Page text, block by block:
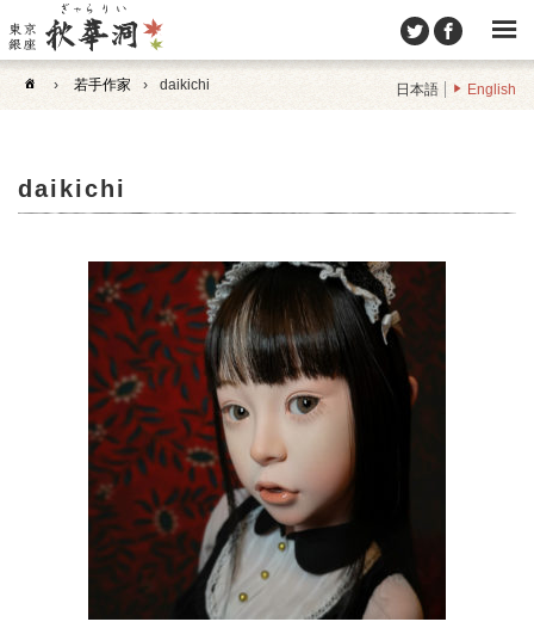
› 若手作家 › daikichi 日本語 English
daikichi